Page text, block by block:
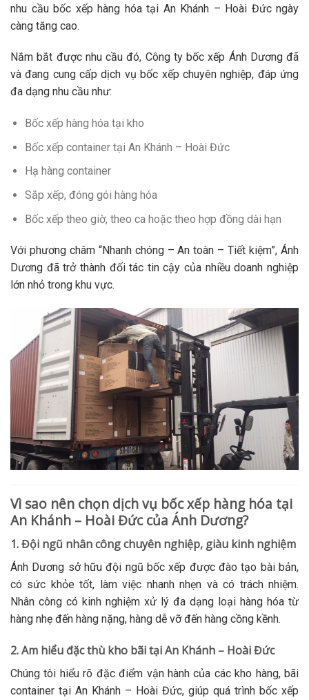
nhu cầu bốc xếp hàng hóa tại An Khánh – Hoài Đức ngày
càng tăng cao.
Nắm bắt được nhu cầu đó, Công ty bốc xếp Ánh Dương đã
và đang cung cấp dịch vụ bốc xếp chuyên nghiệp, đáp ứng
đa dạng nhu cầu như:
Bốc xếp hàng hóa tại kho
Bốc xếp container tại An Khánh – Hoài Đức
Hạ hàng container
Sắp xếp, đóng gói hàng hóa
Bốc xếp theo giờ, theo ca hoặc theo hợp đồng dài hạn
Với phương châm “Nhanh chóng – An toàn – Tiết kiệm”, Ánh
Dương đã trở thành đối tác tin cậy của nhiều doanh nghiệp
lớn nhỏ trong khu vực.
Vì sao nên chọn dịch vụ bốc xếp hàng hóa tại
An Khánh – Hoài Đức của Ánh Dương?
1. Đội ngũ nhân công chuyên nghiệp, giàu kinh nghiệm
Ánh Dương sở hữu đội ngũ bốc xếp được đào tạo bài bản,
có sức khỏe tốt, làm việc nhanh nhẹn và có trách nhiệm.
Nhân công có kinh nghiệm xử lý đa dạng loại hàng hóa từ
hàng nhẹ đến hàng nặng, hàng dễ vỡ đến hàng cồng kềnh.
2. Am hiểu đặc thù kho bãi tại An Khánh – Hoài Đức
Chúng tôi hiểu rõ đặc điểm vận hành của các kho hàng, bãi
container tại An Khánh – Hoài Đức, giúp quá trình bốc xếp